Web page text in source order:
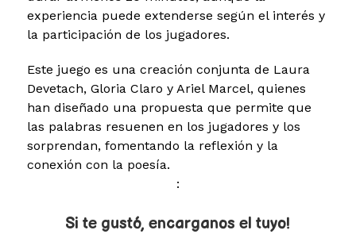
experiencia puede extenderse según el interés y
la participación de los jugadores.
Este juego es una creación conjunta de Laura
Devetach, Gloria Claro y Ariel Marcel, quienes
han diseñado una propuesta que permite que
las palabras resuenen en los jugadores y los
sorprendan, fomentando la reflexión y la
conexión con la poesía.
:
Si te gustó, encarganos el tuyo!